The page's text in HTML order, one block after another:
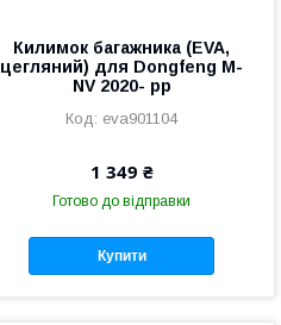
Килимок багажника (EVA,
цегляний) для Dongfeng M-
NV 2020- рр
eva901104
1 349 ₴
Готово до відправки
Купити